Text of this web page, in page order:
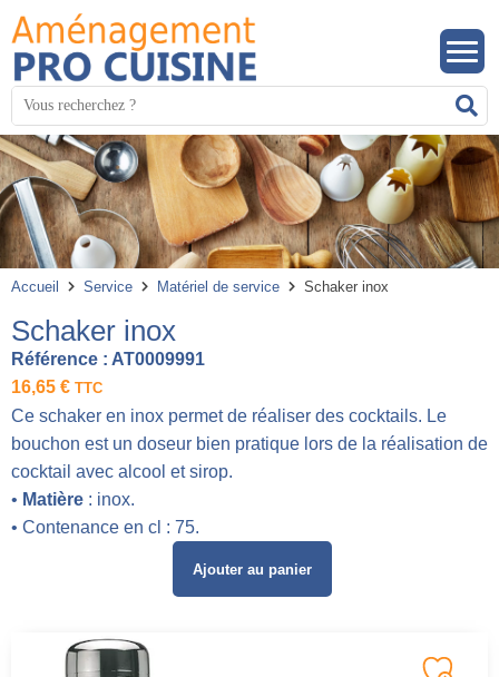
Mots
clés
:
Accueil Service Matériel de service Schaker inox
Schaker inox
Référence : AT0009991
16,65 € TTC
Ce schaker en inox permet de réaliser des cocktails. Le
bouchon est un doseur bien pratique lors de la réalisation de
cocktail avec alcool et sirop.
• Matière : inox.
• Contenance en cl : 75.
Ajouter au panier
Panneau de gestion des cookies